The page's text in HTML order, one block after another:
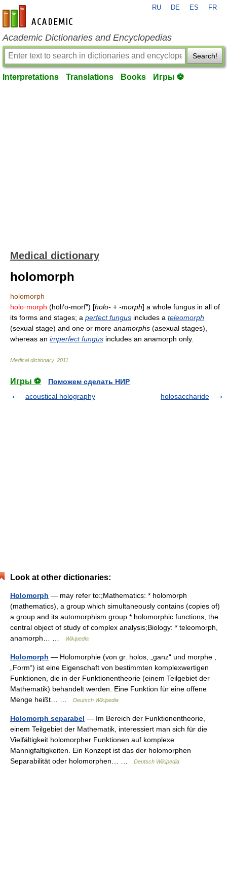
en-academic.com
RU DE ES FR
Academic Dictionaries and Encyclopedias
Search!
Interpretations Translations Books Игры ⚽
Medical dictionary
holomorph
holomorph
holo·morph (hōlґo-morf″) [holo- + -morph] a whole fungus in all of
its forms and stages; a perfect fungus includes a teleomorph
(sexual stage) and one or more anamorphs (asexual stages),
whereas an imperfect fungus includes an anamorph only.
Medical dictionary. 2011
Игры ⚽
Поможем сделать НИР
acoustical holography
holosaccharide
Look at other dictionaries:
Holomorph — may refer to:;Mathematics: * holomorph
(mathematics), a group which simultaneously contains (copies of)
a group and its automorphism group * holomorphic functions, the
central object of study of complex analysis;Biology: * teleomorph,
anamorph… …
Wikipedia
Holomorph — Holomorphie (von gr. holos, „ganz“ und morphe ,
„Form“) ist eine Eigenschaft von bestimmten komplexwertigen
Funktionen, die in der Funktionentheorie (einem Teilgebiet der
Mathematik) behandelt werden. Eine Funktion für eine offene
Menge heißt… …
Deutsch Wikipedia
Holomorph separabel — Im Bereich der Funktionentheorie,
einem Teilgebiet der Mathematik, interessiert man sich für die
Vielfältigkeit holomorpher Funktionen auf komplexe
Mannigfaltigkeiten. Ein Konzept ist das der holomorphen
Separabilität oder holomorphen… …
Deutsch Wikipedia